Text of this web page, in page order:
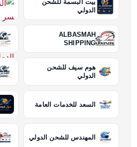
بيت البسمة للشحن
الدولي
ALBASMAH
SHIPPING
هوم سيف للشحن
الدولي
السعد للخدمات العامة
المهندس للشحن الدولي